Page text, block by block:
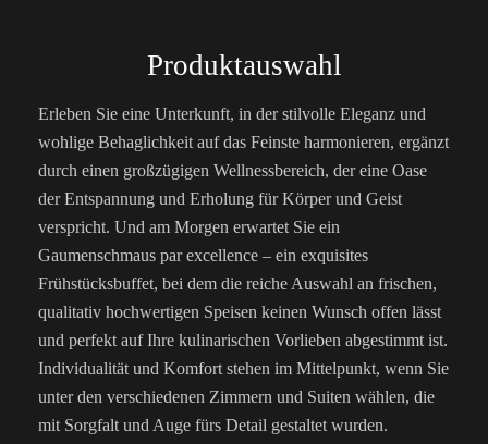
Produktauswahl
Erleben Sie eine Unterkunft, in der stilvolle Eleganz und
wohlige Behaglichkeit auf das Feinste harmonieren, ergänzt
durch einen großzügigen Wellnessbereich, der eine Oase
der Entspannung und Erholung für Körper und Geist
verspricht. Und am Morgen erwartet Sie ein
Gaumenschmaus par excellence – ein exquisites
Frühstücksbuffet, bei dem die reiche Auswahl an frischen,
qualitativ hochwertigen Speisen keinen Wunsch offen lässt
und perfekt auf Ihre kulinarischen Vorlieben abgestimmt ist.
Individualität und Komfort stehen im Mittelpunkt, wenn Sie
unter den verschiedenen Zimmern und Suiten wählen, die
mit Sorgfalt und Auge fürs Detail gestaltet wurden.